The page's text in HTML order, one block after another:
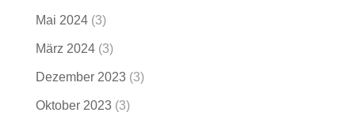
Mai 2024(3)
März 2024(3)
Dezember 2023(3)
Oktober 2023(3)